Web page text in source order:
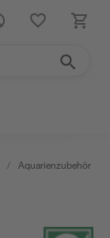
/ Aquarienzubehör